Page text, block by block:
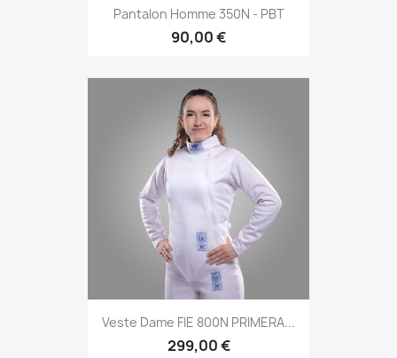
Pantalon Homme 350N - PBT
90,00 €
Veste Dame FIE 800N PRIMERA...
299,00 €